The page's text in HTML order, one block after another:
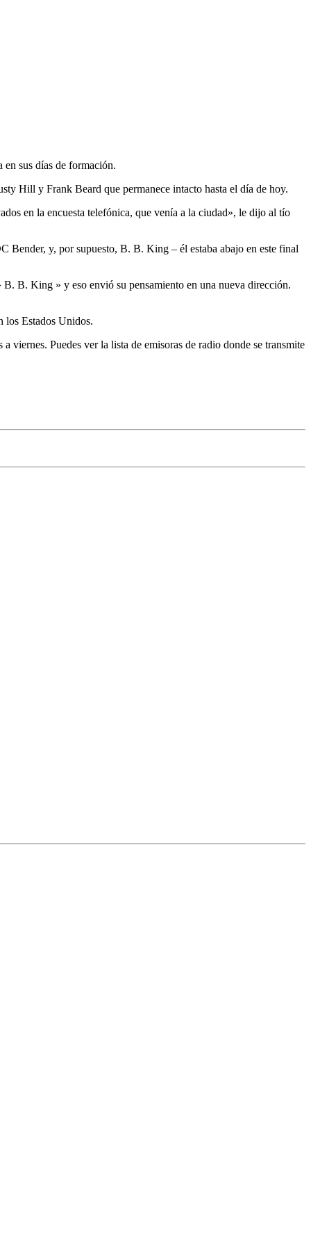
en sus días de formación.
Hill y Frank Beard que permanece intacto hasta el día de hoy.
en la encuesta telefónica, que venía a la ciudad», le dijo al tío
Bender, y, por supuesto, B. B. King – él estaba abajo en este final
B. King » y eso envió su pensamiento en una nueva dirección.
los Estados Unidos.
viernes. Puedes ver la lista de emisoras de radio donde se transmite